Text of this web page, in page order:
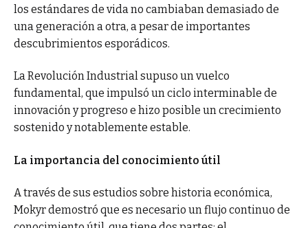
los estándares de vida no cambiaban demasiado de
una generación a otra, a pesar de importantes
descubrimientos esporádicos.
La Revolución Industrial supuso un vuelco
fundamental, que impulsó un ciclo interminable de
innovación y progreso e hizo posible un crecimiento
sostenido y notablemente estable.
La importancia del conocimiento útil
A través de sus estudios sobre historia económica,
Mokyr demostró que es necesario un flujo continuo de